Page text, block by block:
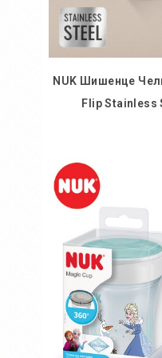
NUK Шишенце
Flip Stainless